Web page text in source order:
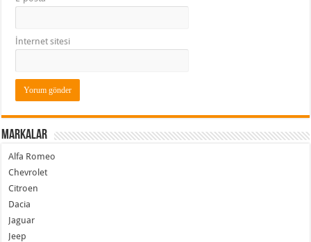
İnternet sitesi
Markalar
Alfa Romeo
Chevrolet
Citroen
Dacia
Jaguar
Jeep